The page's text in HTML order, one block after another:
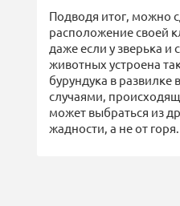
Подводя итог, можно
расположение своей
даже если у зверька и
животных устроена
бурундука в развилке
случаями,
может выбраться из
жадности, а не от горя.